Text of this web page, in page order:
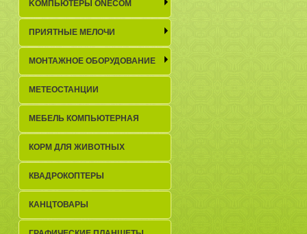
KОМПЬЮТЕРЫ ONECOM
ПРИЯТНЫЕ МЕЛОЧИ
МОНТАЖНОЕ ОБОРУДОВАНИЕ
МЕТЕОСТАНЦИИ
МЕБЕЛЬ КОМПЬЮТЕРНАЯ
КОРМ ДЛЯ ЖИВОТНЫХ
КВАДРОКОПТЕРЫ
КАНЦТОВАРЫ